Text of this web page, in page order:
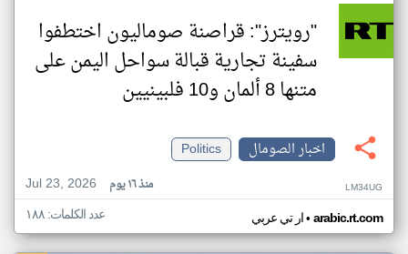
"رويترز": قراصنة صوماليون اختطفوا
سفينة تجارية قبالة سواحل اليمن على
متنها 8 ألمان و10 فلبينيين
اخبار الصومال
Politics
Jul 23, 2026
منذ ١٦ يوم LM34UG
ار تي عربي• arabic.rt.com عدد الكلمات: ١٨٨